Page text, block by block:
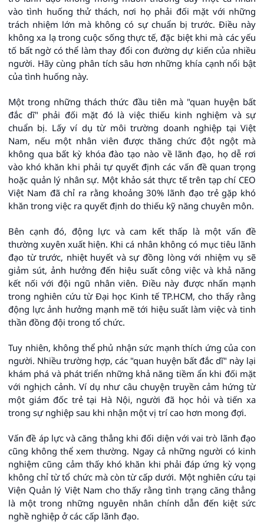
vào tình huống thử thách, nơi họ phải đối mặt với những
trách nhiệm lớn mà không có sự chuẩn bị trước. Điều này
không xa lạ trong cuộc sống thực tế, đặc biệt khi mà các yếu
tố bất ngờ có thể làm thay đổi con đường dự kiến của nhiều
người. Hãy cùng phân tích sâu hơn những khía cạnh nổi bật
của tình huống này.
Một trong những thách thức đầu tiên mà "quan huyện bất
đắc dĩ" phải đối mặt đó là việc thiếu kinh nghiệm và sự
chuẩn bị. Lấy ví dụ từ môi trường doanh nghiệp tại Việt
Nam, nếu một nhân viên được thăng chức đột ngột mà
không qua bất kỳ khóa đào tạo nào về lãnh đạo, họ dễ rơi
vào khó khăn khi phải tự quyết định các vấn đề quan trọng
hoặc quản lý nhân sự. Một khảo sát thực tế trên tạp chí CEO
Việt Nam đã chỉ ra rằng khoảng 30% lãnh đạo trẻ gặp khó
khăn trong việc ra quyết định do thiếu kỹ năng chuyên môn.
Bên cạnh đó, động lực và cam kết thấp là một vấn đề
thường xuyên xuất hiện. Khi cá nhân không có mục tiêu lãnh
đạo từ trước, nhiệt huyết và sự đồng lòng với nhiệm vụ sẽ
giảm sút, ảnh hưởng đến hiệu suất công việc và khả năng
kết nối với đội ngũ nhân viên. Điều này được nhấn mạnh
trong nghiên cứu từ Đại học Kinh tế TP.HCM, cho thấy rằng
động lực ảnh hưởng mạnh mẽ tới hiệu suất làm việc và tinh
thần đồng đội trong tổ chức.
Tuy nhiên, không thể phủ nhận sức mạnh thích ứng của con
người. Nhiều trường hợp, các "quan huyện bất đắc dĩ" này lại
khám phá và phát triển những khả năng tiềm ẩn khi đối mặt
với nghịch cảnh. Ví dụ như câu chuyện truyền cảm hứng từ
một giám đốc trẻ tại Hà Nội, người đã học hỏi và tiến xa
trong sự nghiệp sau khi nhận một vị trí cao hơn mong đợi.
Vấn đề áp lực và căng thẳng khi đối diện với vai trò lãnh đạo
cũng không thể xem thường. Ngay cả những người có kinh
nghiệm cũng cảm thấy khó khăn khi phải đáp ứng kỳ vọng
không chỉ từ tổ chức mà còn từ cấp dưới. Một nghiên cứu tại
Viện Quản lý Việt Nam cho thấy rằng tình trạng căng thẳng
là một trong những nguyên nhân chính dẫn đến kiệt sức
nghề nghiệp ở các cấp lãnh đạo.